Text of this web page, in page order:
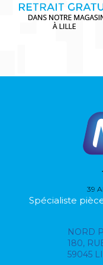
39
Spécialiste
NORD
180,
59045